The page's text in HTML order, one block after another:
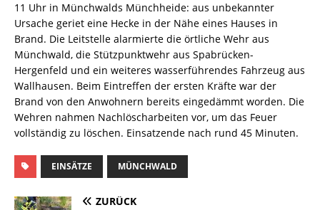
11 Uhr in Münchwalds Münchheide: aus unbekannter
Ursache geriet eine Hecke in der Nähe eines Hauses in
Brand. Die Leitstelle alarmierte die örtliche Wehr aus
Münchwald, die Stützpunktwehr aus Spabrücken-
Hergenfeld und ein weiteres wasserführendes Fahrzeug aus
Wallhausen. Beim Eintreffen der ersten Kräfte war der
Brand von den Anwohnern bereits eingedämmt worden. Die
Wehren nahmen Nachlöscharbeiten vor, um das Feuer
vollständig zu löschen. Einsatzende nach rund 45 Minuten.
EINSÄTZE MÜNCHWALD
ZURÜCK